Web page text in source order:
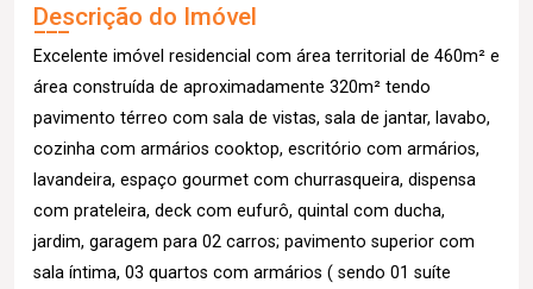
Descrição do Imóvel
Excelente imóvel residencial com área territorial de 460m² e
área construída de aproximadamente 320m² tendo
pavimento térreo com sala de vistas, sala de jantar, lavabo,
cozinha com armários cooktop, escritório com armários,
lavandeira, espaço gourmet com churrasqueira, dispensa
com prateleira, deck com eufurô, quintal com ducha,
jardim, garagem para 02 carros; pavimento superior com
sala íntima, 03 quartos com armários ( sendo 01 suíte